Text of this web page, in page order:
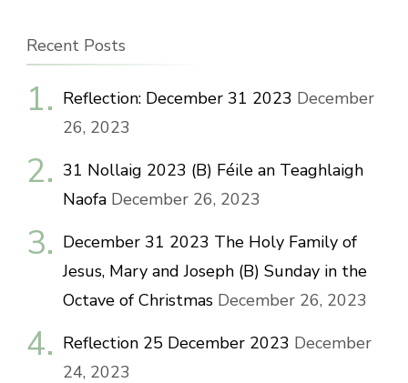
Recent Posts
Reflection: December 31 2023 December
26, 2023
31 Nollaig 2023 (B) Féile an Teaghlaigh
Naofa December 26, 2023
December 31 2023 The Holy Family of
Jesus, Mary and Joseph (B) Sunday in the
Octave of Christmas December 26, 2023
Reflection 25 December 2023 December
24, 2023